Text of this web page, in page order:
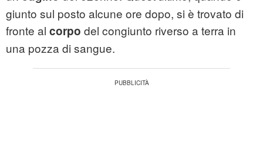
giunto sul posto alcune ore dopo, si è trovato di
fronte al corpo del congiunto riverso a terra in
una pozza di sangue.